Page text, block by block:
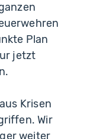
Plan
jetzt
Krisen
Wir
weiter